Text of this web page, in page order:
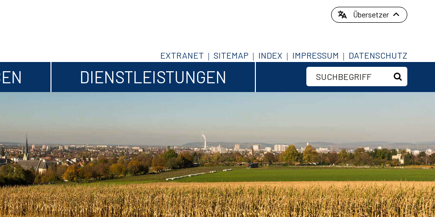
Übersetzer
EXTRANET SITEMAP INDEX IMPRESSUM DATENSCHUTZ
DIENSTLEISTUNGEN Suchbegriff
Suche